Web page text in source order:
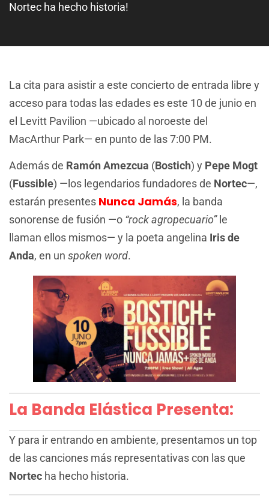
Nortec ha hecho historia!
La cita para asistir a este concierto de entrada libre y
acceso para todas las edades es este 10 de junio en
el Levitt Pavilion —ubicado al noroeste del
MacArthur Park— en punto de las 7:00 PM.
Además de Ramón Amezcua (Bostich) y Pepe Mogt
(Fussible) —los legendarios fundadores de Nortec—,
estarán presentes Nunca Jamás, la banda
sonorense de fusión —o “rock agropecuario”le
llaman ellos mismos— y la poeta angelina Iris de
Anda, en un spoken word.
La Banda Elástica Presenta:
Y para ir entrando en ambiente, presentamos un top
de las canciones más representativas con las que
Nortec ha hecho historia.